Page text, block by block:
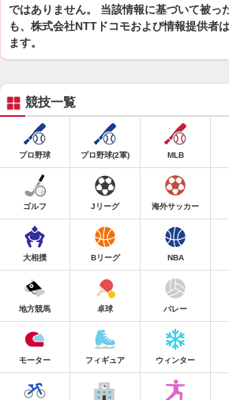
ではありません。 当該情報に基づいて被っ
も、株式会社NTTドコモおよび情報提供者
ます。
競技一覧
プロ野球 プロ野球(2軍) MLB
ゴルフ Jリーグ 海外サッカー
大相撲 Bリーグ NBA
地方競馬 卓球 バレー
モーター フィギュア ウィンター